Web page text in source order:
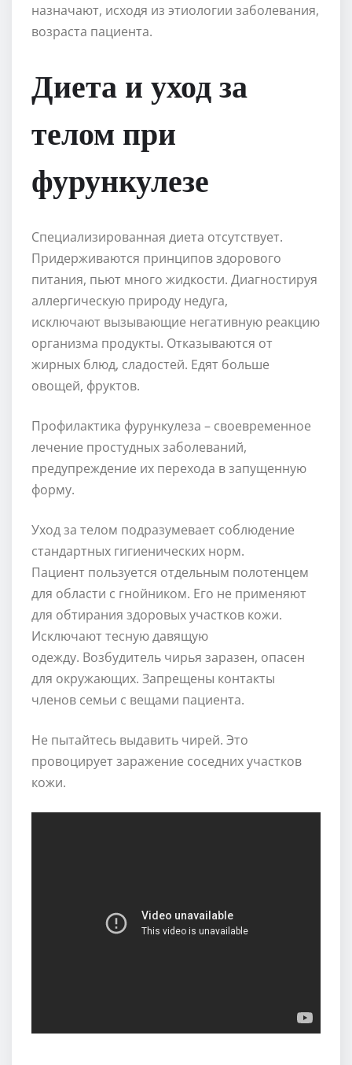
назначают, исходя из этиологии заболевания,
возраста пациента.
Диета и уход за
телом при
фурункулезе
Специализированная диета отсутствует.
Придерживаются принципов здорового
питания, пьют много жидкости. Диагностируя
аллергическую природу недуга,
исключают вызывающие негативную реакцию
организма продукты. Отказываются от
жирных блюд, сладостей. Едят больше
овощей, фруктов.
Профилактика фурункулеза – своевременное
лечение простудных заболеваний,
предупреждение их перехода в запущенную
форму.
Уход за телом подразумевает соблюдение
стандартных гигиенических норм.
Пациент пользуется отдельным полотенцем
для области с гнойником. Его не применяют
для обтирания здоровых участков кожи.
Исключают тесную давящую
одежду. Возбудитель чирья заразен, опасен
для окружающих. Запрещены контакты
членов семьи с вещами пациента.
Не пытайтесь выдавить чирей. Это
провоцирует заражение соседних участков
кожи.